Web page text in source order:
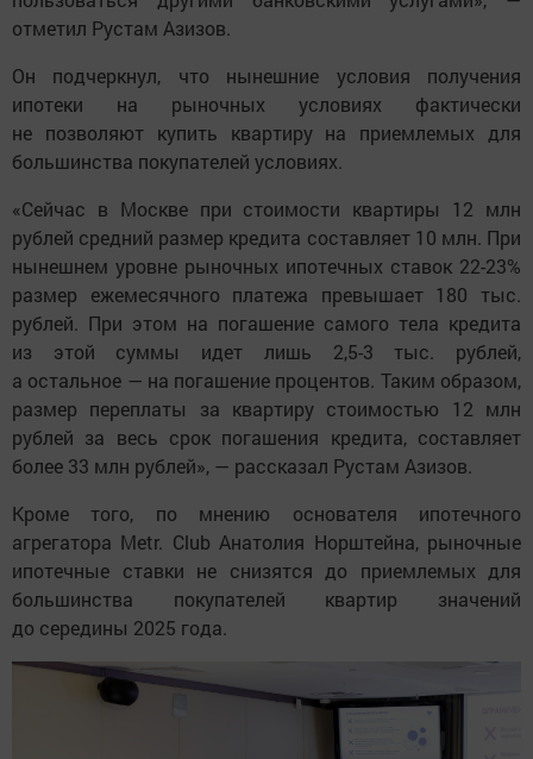
отметил Рустам Азизов.
Он подчеркнул, что нынешние условия получения
ипотеки на рыночных условиях фактически
не позволяют купить квартиру на приемлемых для
большинства покупателей условиях.
«Сейчас в Москве при стоимости квартиры 12 млн
рублей средний размер кредита составляет 10 млн. При
нынешнем уровне рыночных ипотечных ставок 22-23%
размер ежемесячного платежа превышает 180 тыс.
рублей. При этом на погашение самого тела кредита
из этой суммы идет лишь 2,5-3 тыс. рублей,
а остальное — на погашение процентов. Таким образом,
размер переплаты за квартиру стоимостью 12 млн
рублей за весь срок погашения кредита, составляет
более 33 млн рублей», — рассказал Рустам Азизов.
Кроме того, по мнению основателя ипотечного
агрегатора Metr. Club Анатолия Норштейна, рыночные
ипотечные ставки не снизятся до приемлемых для
большинства покупателей квартир значений
до середины 2025 года.